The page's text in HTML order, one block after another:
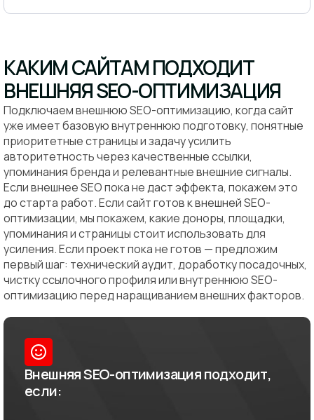
КАКИМ САЙТАМ ПОДХОДИТ
ВНЕШНЯЯ SEO-ОПТИМИЗАЦИЯ
Подключаем внешнюю SEO-оптимизацию, когда сайт
уже имеет базовую внутреннюю подготовку, понятные
приоритетные страницы и задачу усилить
авторитетность через качественные ссылки,
упоминания бренда и релевантные внешние сигналы.
Если внешнее SEO пока не даст эффекта, покажем это
до старта работ. Если сайт готов к внешней SEO-
оптимизации, мы покажем, какие доноры, площадки,
упоминания и страницы стоит использовать для
усиления. Если проект пока не готов — предложим
первый шаг: технический аудит, доработку посадочных,
чистку ссылочного профиля или внутреннюю SEO-
оптимизацию перед наращиванием внешних факторов.
Внешняя SEO-оптимизация подходит,
если: